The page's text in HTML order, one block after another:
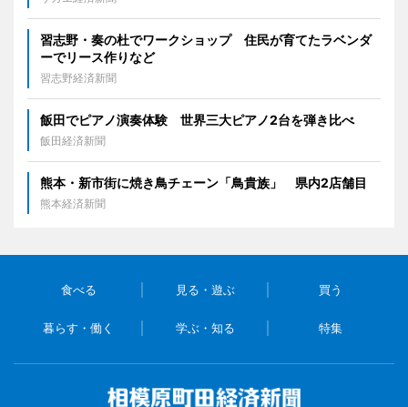
習志野・奏の杜でワークショップ 住民が育てたラベンダ
ーでリース作りなど
習志野経済新聞
飯田でピアノ演奏体験 世界三大ピアノ2台を弾き比べ
飯田経済新聞
熊本・新市街に焼き鳥チェーン「鳥貴族」 県内2店舗目
熊本経済新聞
食べる 見る・遊ぶ 買う
暮らす・働く 学ぶ・知る 特集